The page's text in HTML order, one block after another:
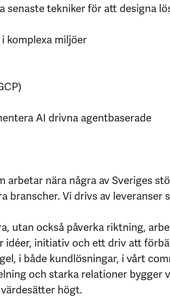
senaste tekniker för att designa
komplexa miljöer
AI drivna agentbaserade
arbetar nära några av Sveriges
branscher. Vi drivs av leveranser
utan också påverka riktning,
idéer, initiativ och ett driv att
i både kundlösningar, i vårt
och starka relationer bygger
högt.